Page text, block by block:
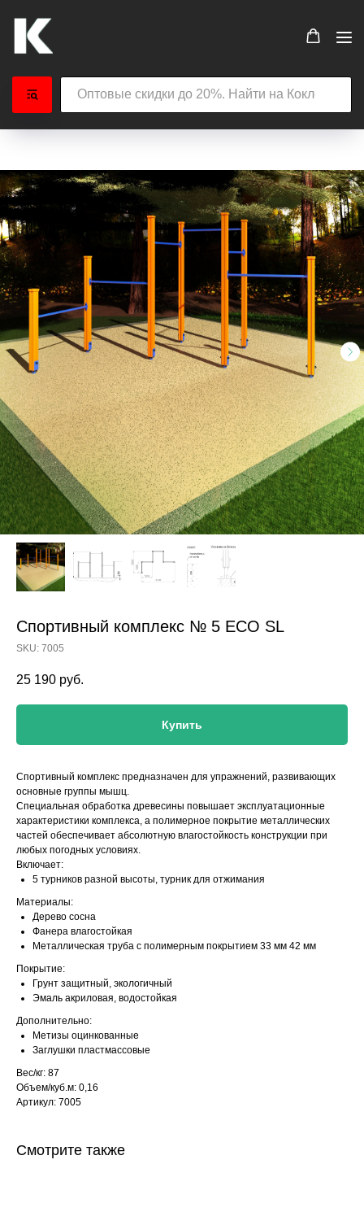
Спортивный комплекс № 5 ECO SL
SKU: 7005
25 190 руб.
Купить
Спортивный комплекс предназначен для упражнений, развивающих
основные группы мышц.
Специальная обработка древесины повышает эксплуатационные
характеристики комплекса, а полимерное покрытие металлических
частей обеспечивает абсолютную влагостойкость конструкции при
любых погодных условиях.
Включает:
5 турников разной высоты, турник для отжимания
Материалы:
Дерево сосна
Фанера влагостойкая
Металлическая труба с полимерным покрытием 33 мм 42 мм
Покрытие:
Грунт защитный, экологичный
Эмаль акриловая, водостойкая
Дополнительно:
Метизы оцинкованные
Заглушки пластмассовые
Вес/кг: 87
Объем/куб.м: 0,16
Артикул: 7005
Смотрите также